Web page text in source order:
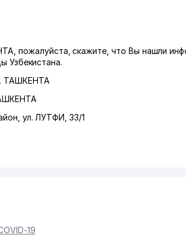
скажите, что Вы нашли
Узбекистана.
ТАШКЕНТА
ул. ЛУТФИ , 33/1
19